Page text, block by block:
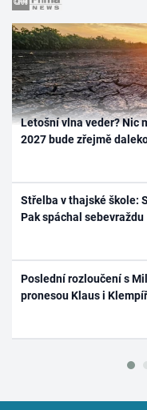
Letošní vlna veder? Nic
2027 bude zřejmě
Střelba v thajské škole:
Pak spáchal sebevraždu
Poslední rozloučení s
pronesou Klaus i